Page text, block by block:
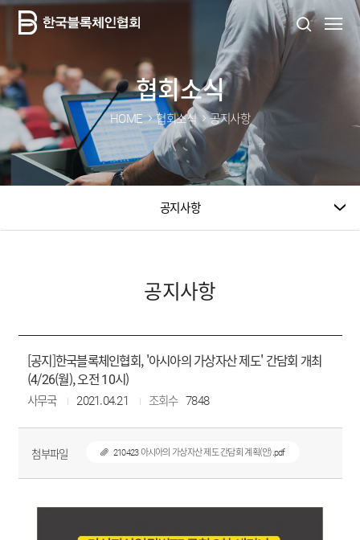
협회소식
HOME 협회소식 공지사항
공지사항
공지사항
[공지]한국블록체인협회, '아시아의 가상자산 제도' 간담회 개최
(4/26(월), 오전 10시)
사무국 2021.04.21 조회수 7848
첨부파일 210423 아시아의 가상자산 제도 간담회 계획(안).pdf